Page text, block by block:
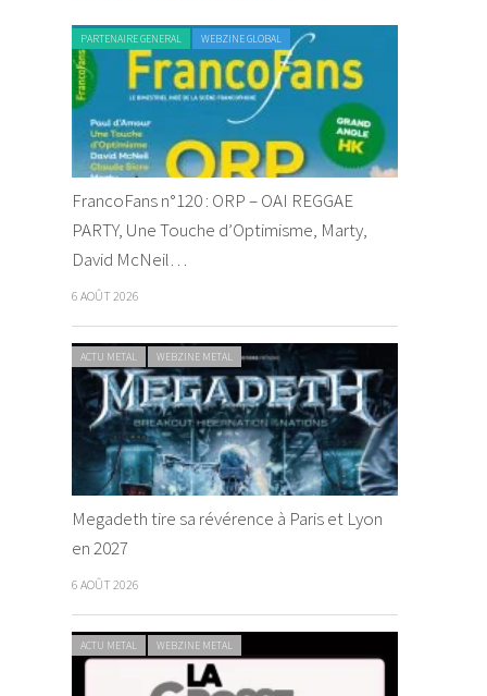
PARTENAIRE GENERAL WEBZINE GLOBAL
FrancoFans n°120 : ORP – OAI REGGAE
PARTY, Une Touche d’Optimisme, Marty,
David McNeil…
6 AOÛT 2026
ACTU METAL WEBZINE METAL
Megadeth tire sa révérence à Paris et Lyon
en 2027
6 AOÛT 2026
ACTU METAL WEBZINE METAL